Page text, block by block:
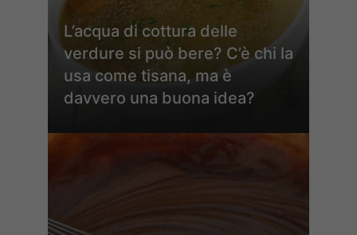
L’acqua di cottura delle
verdure si può bere? C’è chi la
usa come tisana, ma è
davvero una buona idea?